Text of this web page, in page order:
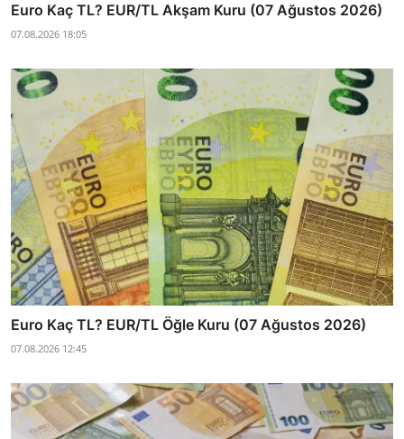
Euro Kaç TL? EUR/TL Akşam Kuru (07 Ağustos 2026)
07.08.2026 18:05
Euro Kaç TL? EUR/TL Öğle Kuru (07 Ağustos 2026)
07.08.2026 12:45